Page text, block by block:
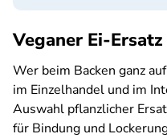
Veganer Ei-Ersatz
Wer beim Backen ganz
im Einzelhandel und im
Auswahl pflanzlicher
für Bindung und